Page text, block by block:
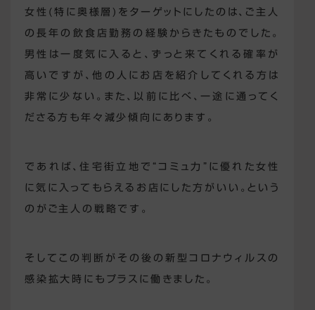
女性(特に奥様層)をターゲットにしたのは、ご主人
の長年の飲食店勤務の経験からきたものでした。
男性は一度気に入ると、ずっと来てくれる確率が
高いですが、他の人にお店を紹介してくれる方は
非常に少ない。また、以前に比べ、一途に通ってく
ださる方も年々減少傾向にあります。
であれば、住宅街立地で“コミュ力”に優れた女性
に気に入ってもらえるお店にした方がいい。という
のがご主人の戦略です。
そしてこの判断がその後の新型コロナウィルスの
感染拡大時にもプラスに働きました。